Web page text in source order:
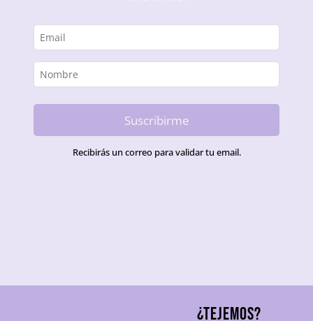
Suscribirme
Recibirás un correo para validar tu email.
¿TEJEMOS?